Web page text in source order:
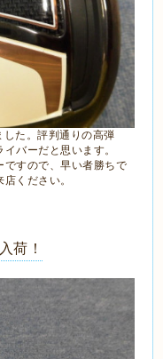
た。評判通りの高弾
バーだと思います。
ですので、早い者勝ちで
ください。
荷！